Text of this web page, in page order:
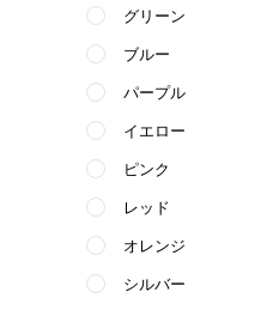
グリーン
ブルー
パープル
イエロー
ピンク
レッド
オレンジ
シルバー